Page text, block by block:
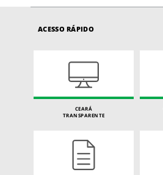
ACESSO RÁPIDO
CEARÁ
TRANSPARENTE